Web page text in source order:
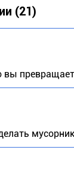
(21)
вы